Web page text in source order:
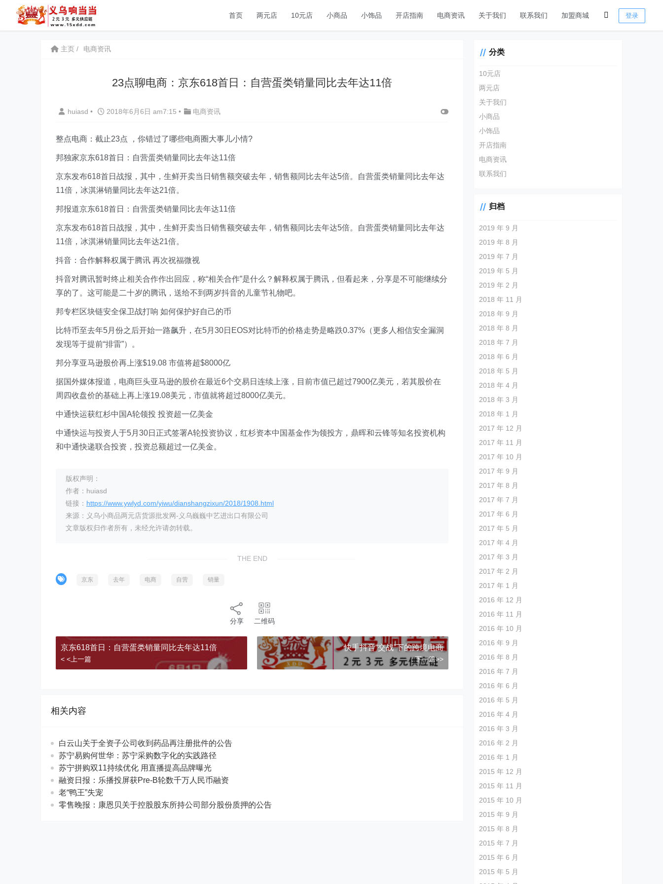
首页 两元店 10元店 小商品 小饰品 开店指南 电商资讯 关于我们 联系我们 加盟商城 登录
主页 电商资讯
23点聊电商：京东618首日：自营蛋类销量同比去年达11倍
huiasd • 2018年6月6日 am7:15 • 电商资讯
整点电商：截止23点 ，你错过了哪些电商圈大事儿小情?
邦独家京东618首日：自营蛋类销量同比去年达11倍
京东发布618首日战报，其中，生鲜开卖当日销售额突破去年，销售额同比去年达5倍。自营蛋类销量同比去年达
11倍，冰淇淋销量同比去年达21倍。
邦报道京东618首日：自营蛋类销量同比去年达11倍
京东发布618首日战报，其中，生鲜开卖当日销售额突破去年，销售额同比去年达5倍。自营蛋类销量同比去年达
11倍，冰淇淋销量同比去年达21倍。
抖音：合作解释权属于腾讯 再次祝福微视
抖音对腾讯暂时终止相关合作作出回应，称“相关合作”是什么？解释权属于腾讯，但看起来，分享是不可能继续分
享的了。这可能是二十岁的腾讯，送给不到两岁抖音的儿童节礼物吧。
邦专栏区块链安全保卫战打响 如何保护好自己的币
比特币至去年5月份之后开始一路飙升，在5月30日EOS对比特币的价格走势是略跌0.37%（更多人相信安全漏洞
发现等于提前“排雷”）。
邦分享亚马逊股价再上涨$19.08 市值将超$8000亿
据国外媒体报道，电商巨头亚马逊的股价在最近6个交易日连续上涨，目前市值已超过7900亿美元，若其股价在
周四收盘价的基础上再上涨19.08美元，市值就将超过8000亿美元。
中通快运获红杉中国A轮领投 投资超一亿美金
中通快运与投资人于5月30日正式签署A轮投资协议，红杉资本中国基金作为领投方，鼎晖和云锋等知名投资机构
和中通快递联合投资，投资总额超过一亿美金。
版权声明：
作者：huiasd
链接： https://www.ywlyd.com/yiwu/dianshangzixun/2018/1908.html
来源：义乌小商品两元店货源批发网-义乌巍巍中艺进出口有限公司
文章版权归作者所有，未经允许请勿转载。
THE END
京东 去年 电商 自营 销量
分享 二维码
京东618首日：自营蛋类销量同比去年达11倍
< <上一篇
快手抖音“交战”下的跨境电商
下一篇>>
相关内容
白云山关于全资子公司收到药品再注册批件的公告
苏宁易购何世华：苏宁采购数字化的实践路径
苏宁拼购双11持续优化 用直播提高品牌曝光
融资日报：乐播投屏获Pre-B轮数千万人民币融资
老“鸭王”失宠
零售晚报：康恩贝关于控股股东所持公司部分股份质押的公告
分类
10元店
两元店
关于我们
小商品
小饰品
开店指南
电商资讯
联系我们
归档
2019 年 9 月
2019 年 8 月
2019 年 7 月
2019 年 5 月
2019 年 2 月
2018 年 11 月
2018 年 9 月
2018 年 8 月
2018 年 7 月
2018 年 6 月
2018 年 5 月
2018 年 4 月
2018 年 3 月
2018 年 1 月
2017 年 12 月
2017 年 11 月
2017 年 10 月
2017 年 9 月
2017 年 8 月
2017 年 7 月
2017 年 6 月
2017 年 5 月
2017 年 4 月
2017 年 3 月
2017 年 2 月
2017 年 1 月
2016 年 12 月
2016 年 11 月
2016 年 10 月
2016 年 9 月
2016 年 8 月
2016 年 7 月
2016 年 6 月
2016 年 5 月
2016 年 4 月
2016 年 3 月
2016 年 2 月
2016 年 1 月
2015 年 12 月
2015 年 11 月
2015 年 10 月
2015 年 9 月
2015 年 8 月
2015 年 7 月
2015 年 6 月
2015 年 5 月